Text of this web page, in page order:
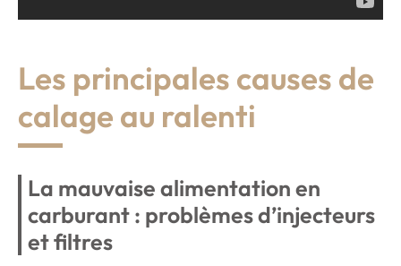
Les principales causes de
calage au ralenti
La mauvaise alimentation en
carburant : problèmes d’injecteurs
et filtres